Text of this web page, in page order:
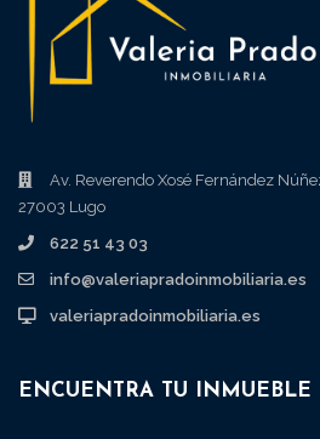
Av. Reverendo Xosé Fernández
27003 Lugo
622 51 43 03
info@valeriapradoinmobiliaria.es
valeriapradoinmobiliaria.es
ENCUENTRA TU INMUEBLE